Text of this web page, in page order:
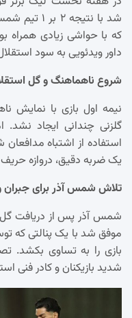
شد با
که با حواشی زیادی همراه
داور ویدئویی به سود
شروع ناهماهنگ و گل
نیمه اول بازی با نمایش
گلزنی چندانی ایجاد نشد.
استفاده از اشتباه
یک ضربه دقیق، دروازه حریف
تلاش شمس آذر برای جبران و
شمس آذر پس از دریافت
موفق شد با یک پنالتی که
بازی را به تساوی بکشد.
شدید بازیکنان و کادر فنی